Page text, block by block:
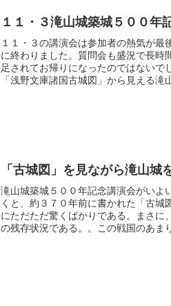
１１・３滝山城築城５００年
１１・３の講演会は参加者の熱気が最
に終わりました。質問会も盛況で長時
足されてお帰りになったのではないで
「浅野文庫諸国古城図」から見える
「古城図」を見ながら滝山城
滝山城築城５００年記念講演会がいよ
くと、約３７０年前に書かれた「古城
にただただ驚くばかりである。まさに
の残存状況である。。この戦国のあま